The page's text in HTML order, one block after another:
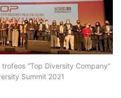
“Top Diversity Company“
Summit 2021